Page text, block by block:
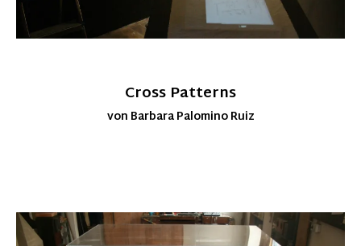
Cross Patterns
von Barbara Palomino Ruiz